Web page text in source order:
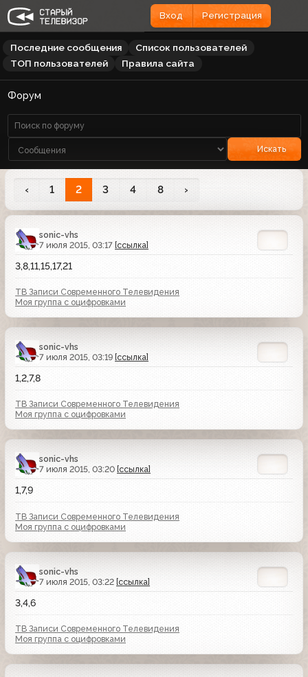
Вход Регистрация
Последние сообщения
Список пользователей
ТОП пользователей
Правила сайта
Форум
Искать
‹ 1 2 3 4 8 ›
sonic-vhs
7 июля 2015, 03:17 [ссылка]
3,8,11,15,17,21
ТВ Записи Современного Телевидения
Моя группа с оцифровками
sonic-vhs
7 июля 2015, 03:19 [ссылка]
1,2,7,8
ТВ Записи Современного Телевидения
Моя группа с оцифровками
sonic-vhs
7 июля 2015, 03:20 [ссылка]
1,7,9
ТВ Записи Современного Телевидения
Моя группа с оцифровками
sonic-vhs
7 июля 2015, 03:22 [ссылка]
3,4,6
ТВ Записи Современного Телевидения
Моя группа с оцифровками